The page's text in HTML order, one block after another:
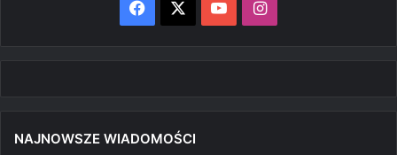
Facebook YouTubeInstagram
NAJNOWSZE WIADOMOŚCI